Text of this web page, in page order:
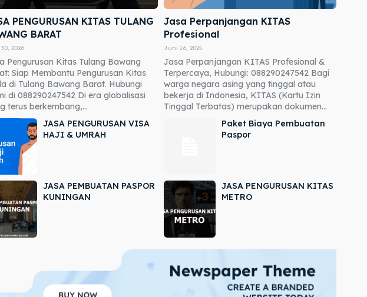
PENGURUSAN KITAS TULANG
BARAT
2026
Pengurusan Kitas Tulang Bawang
Siap Membantu Pengurusan Kitas
di Tulang Bawang Barat. Hubungi
di 088290247542 Di era globalisasi
terus berkembang,...
Jasa Perpanjangan KITAS
Profesional
Juni 16, 2025
Jasa Perpanjangan KITAS Profesional &
Terpercaya, Hubungi: 088290247542 Bagi
warga negara asing yang tinggal atau
bekerja di Indonesia, KITAS (Kartu Izin
Tinggal Terbatas) merupakan dokumen...
JASA PENGURUSAN VISA
HAJI & UMRAH
Paket Biaya Pembuatan
Paspor
JASA PEMBUATAN PASPOR
KUNINGAN
JASA PENGURUSAN KITAS
METRO